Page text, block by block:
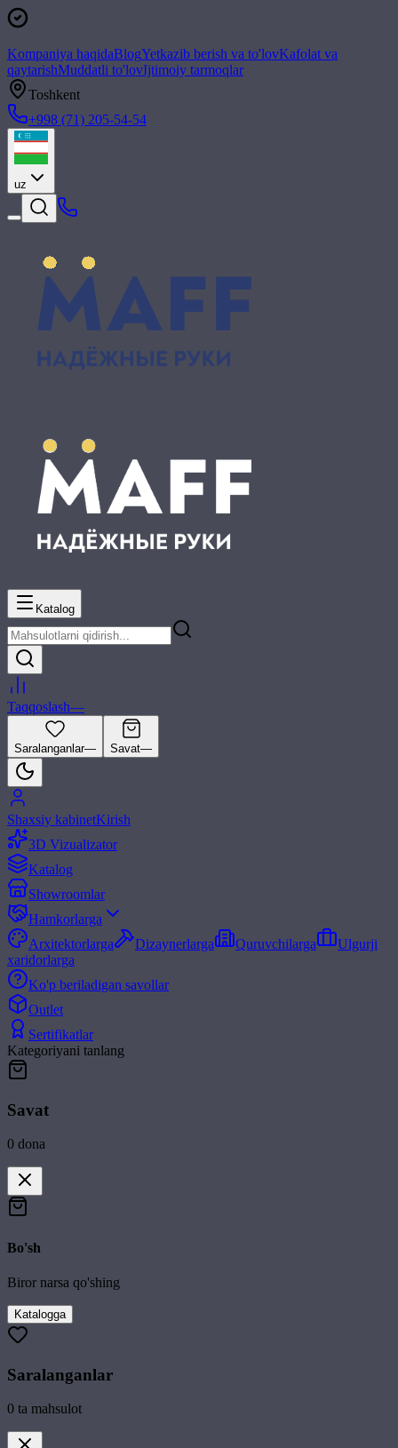
Kompaniya haqidaBlogYetkazib berish va to'lovKafolat va
qaytarishMuddatli to'lovIjtimoiy tarmoqlar
Toshkent
+998 (71) 205-54-54
uz
Katalog
Taqqoslash—
Saralanganlar— Savat—
Shaxsiy kabinetKirish
3D Vizualizator
Katalog
Showroomlar
Hamkorlarga
Arxitektorlarga
Dizaynerlarga Quruvchilarga
Ulgurji
xaridorlarga
Ko'p beriladigan savollar
Outlet
Sertifikatlar
Kategoriyani tanlang
Savat
0 dona
Bo'sh
Biror narsa qo'shing
Katalogga
Saralanganlar
0 ta mahsulot